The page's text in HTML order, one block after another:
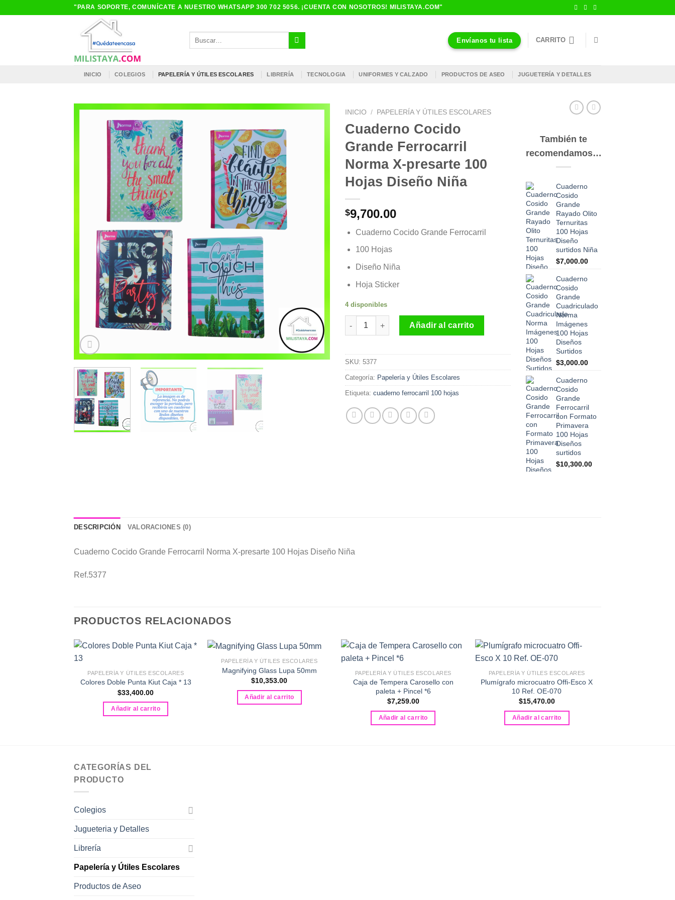
"PARA SOPORTE, COMUNÍCATE A NUESTRO WHATSAPP 300 702 5056. ¡CUENTA CON NOSOTROS! MILISTAYA.COM"
Envíanos tu lista CARRITO
INICIO COLEGIOS PAPELERÍA Y ÚTILES ESCOLARES LIBRERÍA TECNOLOGIA UNIFORMES Y CALZADO PRODUCTOS DE ASEO JUGUETERÍA Y DETALLES
INICIO / PAPELERÍA Y ÚTILES ESCOLARES
Cuaderno Cocido
Grande Ferrocarril
Norma X-presarte 100
Hojas Diseño Niña
$9,700.00
Cuaderno Cocido Grande Ferrocarril
100 Hojas
Diseño Niña
Hoja Sticker
4 disponibles
Cuaderno Cocido Grande Ferrocarril Norma X-presarte 100 Hojas Diseño Niña cantidad
Añadir al carrito
SKU: 5377
Categoría: Papelería y Útiles Escolares
Etiqueta: cuaderno ferrocarril 100 hojas
También te
recomendamos…
Cuaderno
Cosido
Grande
Rayado Olito
Ternuritas
100 Hojas
Diseño
surtidos Niña
$7,000.00
Cuaderno
Cosido
Grande
Cuadriculado
Norma
Imágenes
100 Hojas
Diseños
Surtidos
$3,000.00
Cuaderno
Cosido
Grande
Ferrocarril
con Formato
Primavera
100 Hojas
Diseños
surtidos
$10,300.00
DESCRIPCIÓN VALORACIONES (0)
Cuaderno Cocido Grande Ferrocarril Norma X-presarte 100 Hojas Diseño Niña
Ref.5377
PRODUCTOS RELACIONADOS
PAPELERÍA Y ÚTILES ESCOLARES
Colores Doble Punta Kiut Caja * 13
$33,400.00
Añadir al carrito
PAPELERÍA Y ÚTILES ESCOLARES
Magnifying Glass Lupa 50mm
$10,353.00
Añadir al carrito
PAPELERÍA Y ÚTILES ESCOLARES
Caja de Tempera Carosello con
paleta + Pincel *6
$7,259.00
Añadir al carrito
PAPELERÍA Y ÚTILES ESCOLARES
Plumígrafo microcuatro Offi-Esco X
10 Ref. OE-070
$15,470.00
Añadir al carrito
CATEGORÍAS DEL
PRODUCTO
Colegios
Jugueteria y Detalles
Librería
Papelería y Útiles Escolares
Productos de Aseo